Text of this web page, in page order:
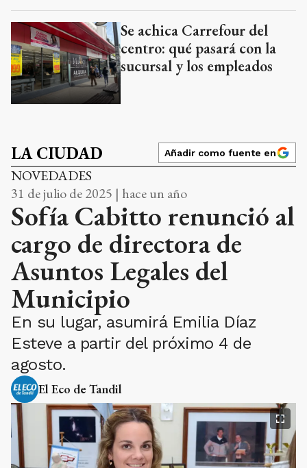
Se achica Carrefour del
centro: qué pasará con la
sucursal y los empleados
LA CIUDAD Añadir como fuente en
NOVEDADES
31 de julio de 2025 | hace un año
Sofía Cabitto renunció al
cargo de directora de
Asuntos Legales del
Municipio
En su lugar, asumirá Emilia Díaz
Esteve a partir del próximo 4 de
agosto.
El Eco de Tandil